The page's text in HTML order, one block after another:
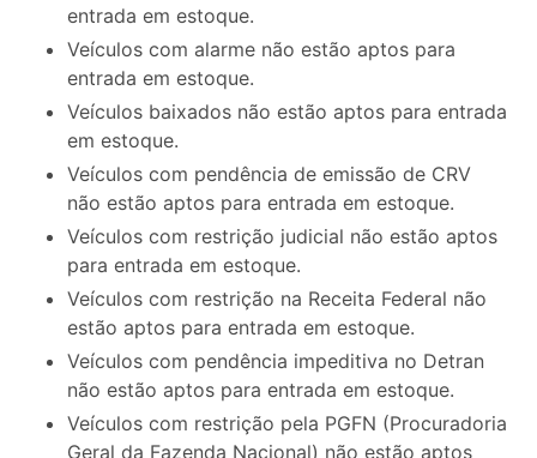
entrada em estoque.
Veículos com alarme não estão aptos para
entrada em estoque.
Veículos baixados não estão aptos para entrada
em estoque.
Veículos com pendência de emissão de CRV
não estão aptos para entrada em estoque.
Veículos com restrição judicial não estão aptos
para entrada em estoque.
Veículos com restrição na Receita Federal não
estão aptos para entrada em estoque.
Veículos com pendência impeditiva no Detran
não estão aptos para entrada em estoque.
Veículos com restrição pela PGFN (Procuradoria
Geral da Fazenda Nacional) não estão aptos